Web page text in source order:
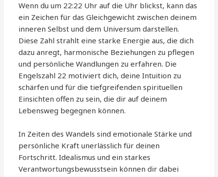
Wenn du um 22:22 Uhr auf die Uhr blickst, kann das
ein Zeichen für das Gleichgewicht zwischen deinem
inneren Selbst und dem Universum darstellen.
Diese Zahl strahlt eine starke Energie aus, die dich
dazu anregt, harmonische Beziehungen zu pflegen
und persönliche Wandlungen zu erfahren. Die
Engelszahl 22 motiviert dich, deine Intuition zu
schärfen und für die tiefgreifenden spirituellen
Einsichten offen zu sein, die dir auf deinem
Lebensweg begegnen können.
In Zeiten des Wandels sind emotionale Stärke und
persönliche Kraft unerlässlich für deinen
Fortschritt. Idealismus und ein starkes
Verantwortungsbewusstsein können dir dabei